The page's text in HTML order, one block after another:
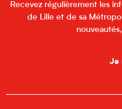
Recevez régulièrement les
de Lille et de sa
Je